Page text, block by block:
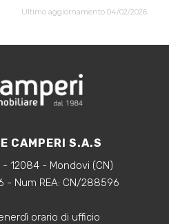
Ultimo aggiornamento 04/02/2026
CAMPERI S.A.S
12084 - Mondovi (CN)
- Num REA: CN/288596
orario di ufficio